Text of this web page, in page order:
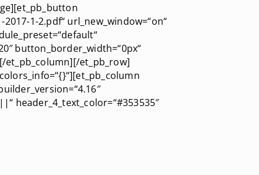
1-2.pdf“ url_new_window=“on“
button_border_width=“0px“
et_pb_row]